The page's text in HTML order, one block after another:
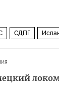
СДПГ